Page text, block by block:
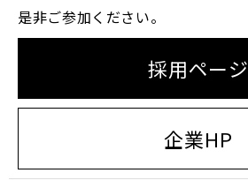
是非ご参加ください。
採用ページ
企業HP